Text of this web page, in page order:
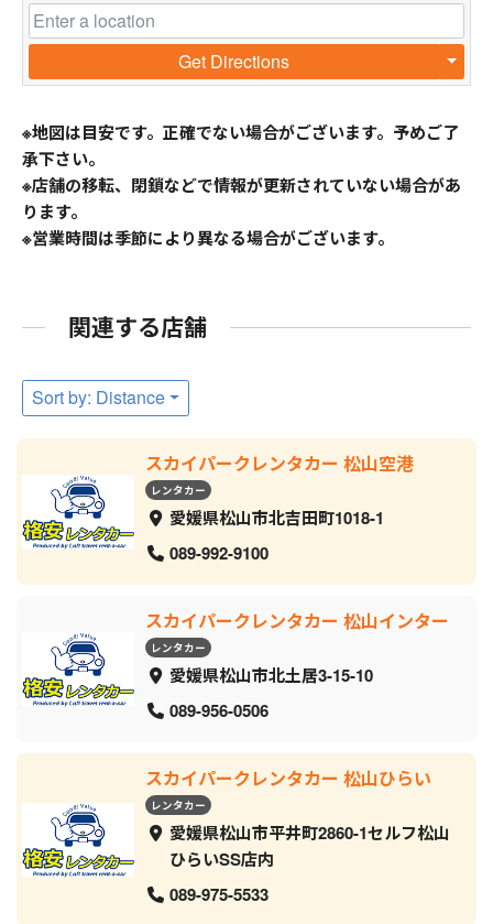
Get Directions
※地図は目安です。正確でない場合がございます。予めご了
承下さい。
※店舗の移転、閉鎖などで情報が更新されていない場合があ
ります。
※営業時間は季節により異なる場合がございます。
関連する店舗
Sort by: Distance
スカイパークレンタカー 松山空港
レンタカー
愛媛県松山市北吉田町1018-1
089-992-9100
スカイパークレンタカー 松山インター
レンタカー
愛媛県松山市北土居3-15-10
089-956-0506
スカイパークレンタカー 松山ひらい
レンタカー
愛媛県松山市平井町2860-1セルフ松山
ひらいSS店内
089-975-5533